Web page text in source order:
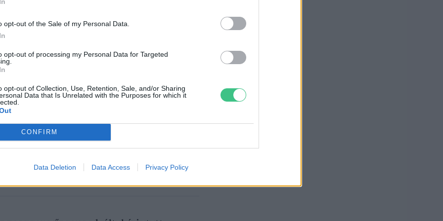
opt-out of the Sale of my Personal Data.
opt-out of processing my Personal Data for Targeted
opt-out of Collection, Use, Retention, Sale, and/or Sharing
Data that Is Unrelated with the Purposes for which it
CONFIRM
Data Deletion Data Access Privacy Policy
míg az 5%-os és 1%-os
okoztak. Korábbi
megállapították, hogy az ilyen
tartósan megmaradó szerves
is károsítja a tengeri életet